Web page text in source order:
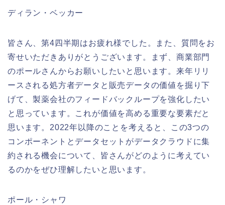
ディラン・ベッカー
皆さん、第4四半期はお疲れ様でした。また、質問をお
寄せいただきありがとうございます。まず、商業部門
のポールさんからお願いしたいと思います。来年リリ
ースされる処方者データと販売データの価値を掘り下
げて、製薬会社のフィードバックループを強化したい
と思っています。これが価値を高める重要な要素だと
思います。2022年以降のことを考えると、この3つの
コンポーネントとデータセットがデータクラウドに集
約される機会について、皆さんがどのように考えてい
るのかをぜひ理解したいと思います。
ポール・シャワ